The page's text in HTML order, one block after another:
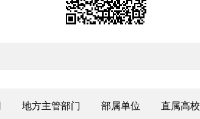
地方主管部门 部属单位 直属高校